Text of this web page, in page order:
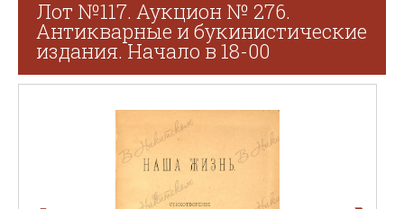
Лот №117. Аукцион № 276.
Антикварные и букинистические
издания. Начало в 18-00